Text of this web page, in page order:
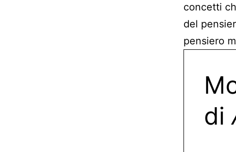
concetti
del
pensiero
di